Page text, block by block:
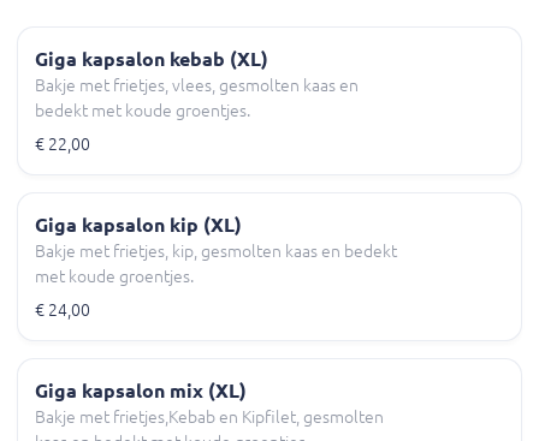
Giga kapsalon kebab (XL)
Bakje met frietjes, vlees, gesmolten kaas en
bedekt met koude groentjes.
€ 22,00
Giga kapsalon kip (XL)
Bakje met frietjes, kip, gesmolten kaas en bedekt
met koude groentjes.
€ 24,00
Giga kapsalon mix (XL)
Bakje met frietjes,Kebab en Kipfilet, gesmolten